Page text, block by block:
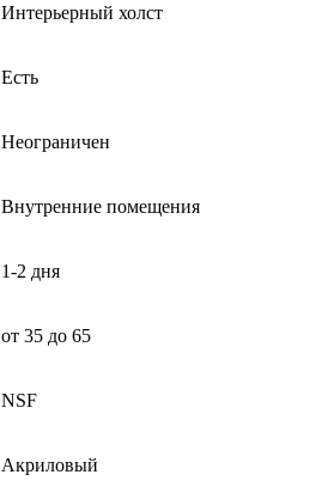
Интерьерный холст
Есть
Неограничен
Внутренние помещения
1-2 дня
от 35 до 65
NSF
Акриловый